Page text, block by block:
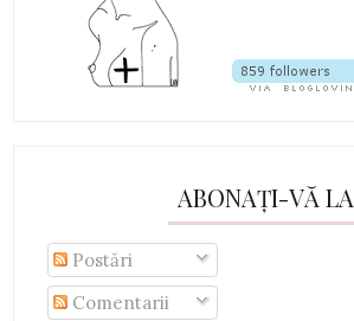
ABONAȚI-VĂ LA
Postări
Comentarii